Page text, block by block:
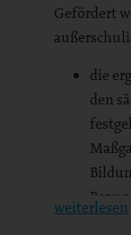
Gefördert
die
den
weiterlesen